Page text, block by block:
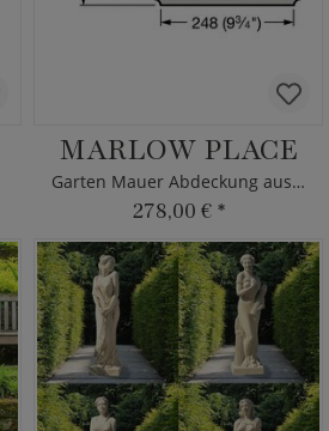
MARLOW PLACE
Garten Mauer Abdeckung aus Stein
278,00 € *